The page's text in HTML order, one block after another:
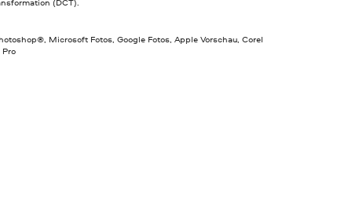
(DCT).
Microsoft Fotos, Google Fotos, Apple Vorschau, Corel
Pro